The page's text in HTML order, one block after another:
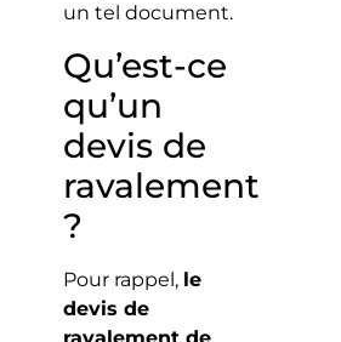
un tel document.
Qu’est-ce
qu’un
devis de
ravalement
?
Pour rappel, le
devis de